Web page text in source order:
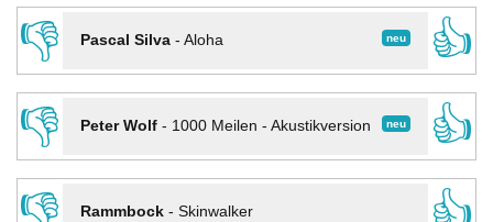
👎
neu
Pascal Silva- Aloha
👍
👎
neu
Peter Wolf- 1000 Meilen - Akustikversion
👍
Rammbock- Skinwalker